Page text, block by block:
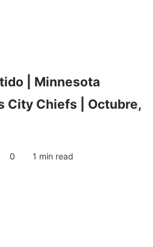
| Minnesota
City Chiefs | Octubre,
0 1 min read